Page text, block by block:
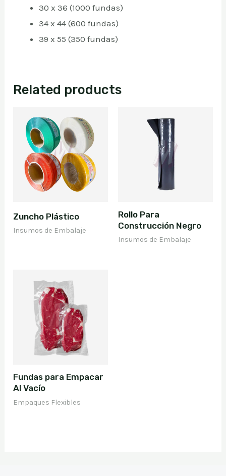
30 x 36 (1000 fundas)
34 x 44 (600 fundas)
39 x 55 (350 fundas)
Related products
Zuncho Plástico
Insumos de Embalaje
Rollo Para
Construcción Negro
Insumos de Embalaje
Fundas para Empacar
Al Vacío
Empaques Flexibles